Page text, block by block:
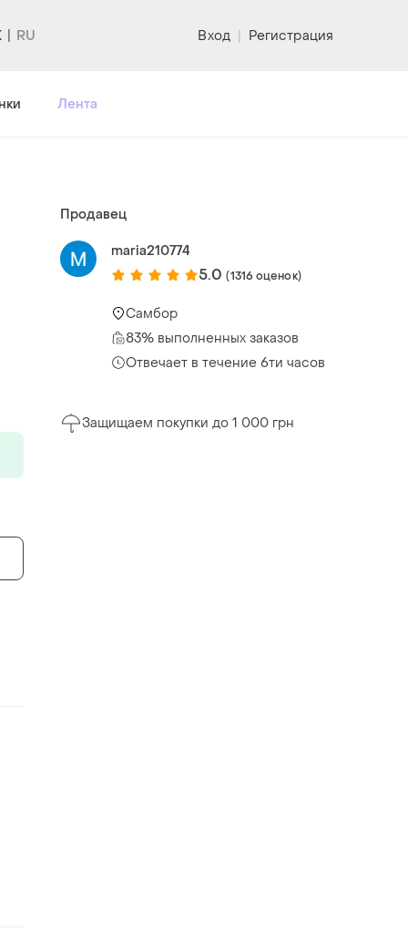
Вход | Регистрация
Лента
Продавец
maria210774
5.0 (1316 оценок)
Самбор
83% выполненных заказов
Отвечает в течение 6ти часов
Защищаем покупки до 1 000 грн